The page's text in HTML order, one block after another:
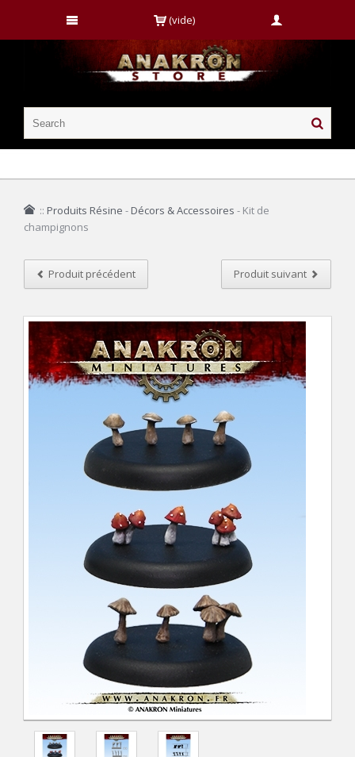
(vide)
:: Produits Résine - Décors & Accessoires - Kit de
champignons
Produit précédent Produit suivant